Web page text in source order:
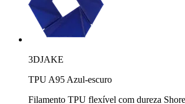
3DJAKE
TPU A95 Azul-escuro
Filamento TPU flexível com dureza